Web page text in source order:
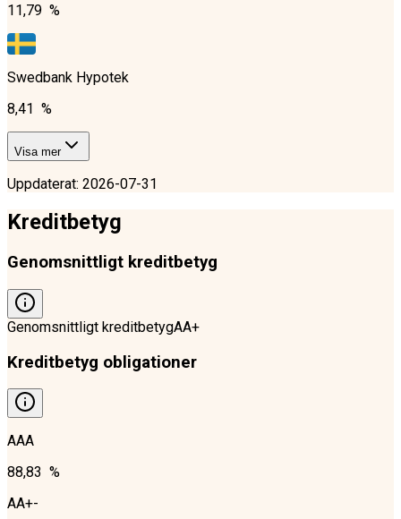
11,79 %
Swedbank Hypotek
8,41 %
Visa mer
Uppdaterat: 2026-07-31
Kreditbetyg
Genomsnittligt kreditbetyg
Genomsnittligt kreditbetygAA+
Kreditbetyg obligationer
AAA
88,83 %
AA+-